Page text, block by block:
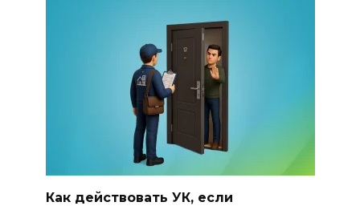
Как действовать УК, если